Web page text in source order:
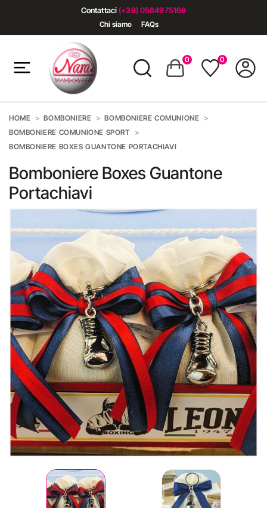
Contattaci (+39) 0584975169
Chi siamo FAQs
0 0
HOME BOMBONIERE
BOMBONIERE COMUNIONE
BOMBONIERE COMUNIONE SPORT
BOMBONIERE BOXES GUANTONE PORTACHIAVI
Bomboniere Boxes Guantone
Portachiavi